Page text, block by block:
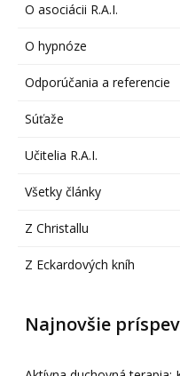
O asociácii R.A.I.
O hypnóze
Odporúčania a referencie
Súťaže
Učitelia R.A.I.
Všetky články
Z Christallu
Z Eckardových kníh
Najnovšie